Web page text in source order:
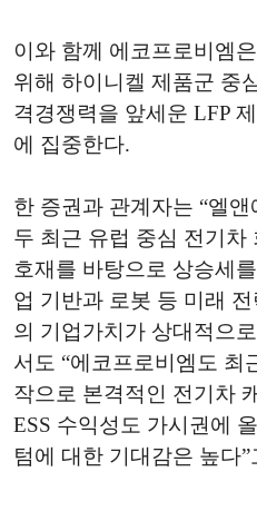
이와 함께 에코프로비엠
위해 하이니켈 제품군 중
격경쟁력을 앞세운 LFP
에 집중한다.
한 증권과 관계자는 “엘
두 최근 유럽 중심 전기차
호재를 바탕으로 상승세
업 기반과 로봇 등 미래
의 기업가치가 상대적으
서도 “에코프로비엠도 최
작으로 본격적인 전기차
ESS 수익성도 가시권에
텀에 대한 기대감은 높다